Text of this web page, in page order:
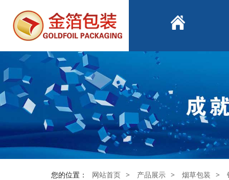
您的位置： 网站首页 > 产品展示 > 烟草包装 >